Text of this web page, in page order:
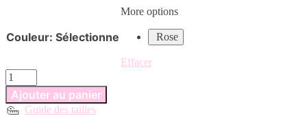
Couleur: Sélectionne
More options
Rose
Effacer
quantité
de
Robe
licorne
Ajouter au panier
Guide des tailles